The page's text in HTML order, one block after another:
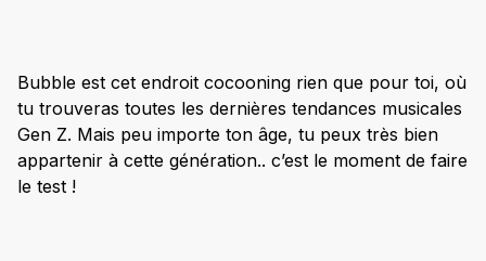
Bubble est cet endroit cocooning rien que pour toi, où
tu trouveras toutes les dernières tendances musicales
Gen Z. Mais peu importe ton âge, tu peux très bien
appartenir à cette génération.. c’est le moment de faire
le test !